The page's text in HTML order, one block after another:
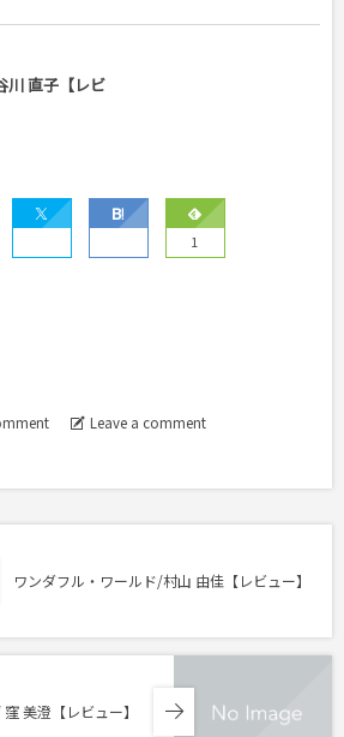
川 直子【レビ
1
Leave a comment
ワンダフル・ワールド/村山 由佳【レビュー】
美澄【レビュー】